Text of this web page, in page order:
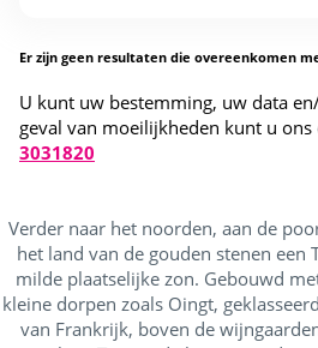
Er zijn geen resultaten die overeenkomen
U kunt uw bestemming, uw data
geval van moeilijkheden kunt u
3031820
Verder naar het noorden, aan de
het land van de gouden stenen een
milde plaatselijke zon. Gebouwd
kleine dorpen zoals Oingt,
van Frankrijk, boven de